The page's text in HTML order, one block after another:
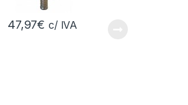
47,97€ c/ IVA